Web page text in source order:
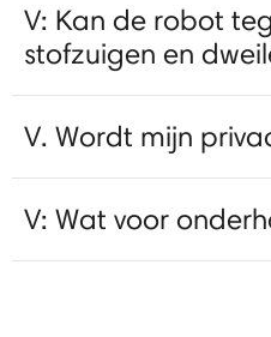
V: Kan de robot
stofzuigen en
V. Wordt mijn
V: Wat voor